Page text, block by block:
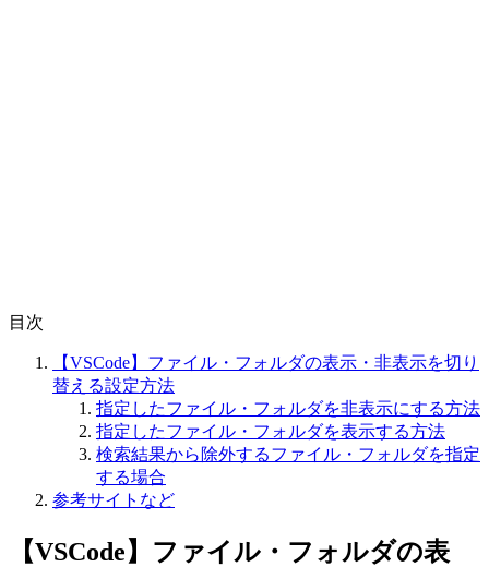
目次
【VSCode】ファイル・フォルダの表示・非表示を切り
替える設定方法
指定したファイル・フォルダを非表示にする方法
指定したファイル・フォルダを表示する方法
検索結果から除外するファイル・フォルダを指定
する場合
参考サイトなど
【VSCode】ファイル・フォルダの表